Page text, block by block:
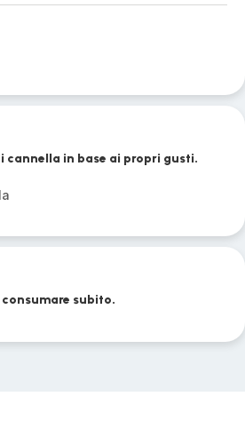
cannella in base ai propri gusti.
subito.